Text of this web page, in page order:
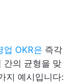
업 OKR은 즉각
간의 균형을 맞
지 예시입니다: